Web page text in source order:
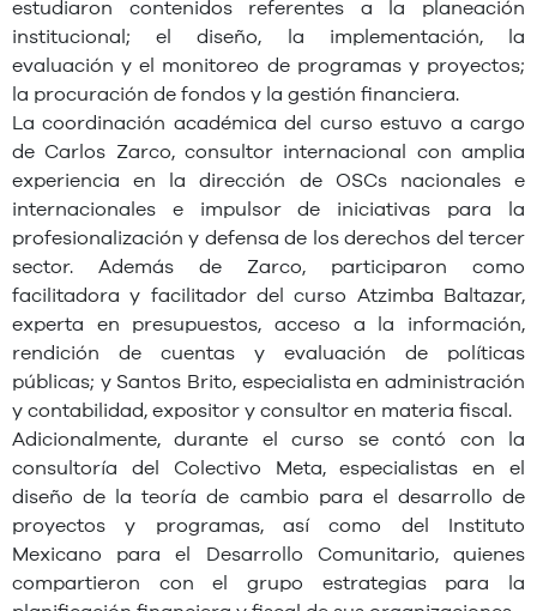
estudiaron contenidos referentes a la planeación
institucional; el diseño, la implementación, la
evaluación y el monitoreo de programas y proyectos;
la procuración de fondos y la gestión financiera.
La coordinación académica del curso estuvo a cargo
de Carlos Zarco, consultor internacional con amplia
experiencia en la dirección de OSCs nacionales e
internacionales e impulsor de iniciativas para la
profesionalización y defensa de los derechos del tercer
sector. Además de Zarco, participaron como
facilitadora y facilitador del curso Atzimba Baltazar,
experta en presupuestos, acceso a la información,
rendición de cuentas y evaluación de políticas
públicas; y Santos Brito, especialista en administración
y contabilidad, expositor y consultor en materia fiscal.
Adicionalmente, durante el curso se contó con la
consultoría del Colectivo Meta, especialistas en el
diseño de la teoría de cambio para el desarrollo de
proyectos y programas, así como del Instituto
Mexicano para el Desarrollo Comunitario, quienes
compartieron con el grupo estrategias para la